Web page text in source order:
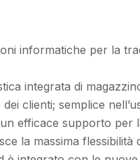
informatiche per la
integrata di
clienti; semplice
efficace supporto per
la massima